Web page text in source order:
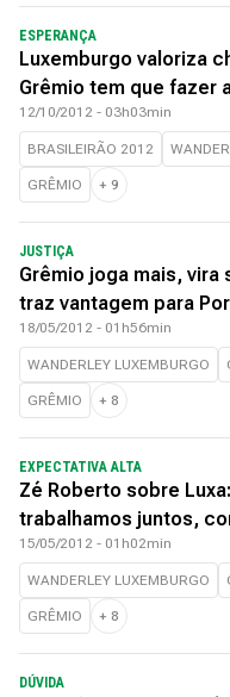
ESPERANÇA
Luxemburgo valoriza
Grêmio tem que fazer
12/10/2012 - 03h03min
BRASILEIRÃO 2012
GRÊMIO + 9
JUSTIÇA
Grêmio joga mais, vira
traz vantagem para
18/05/2012 - 01h56min
WANDERLEY LUXEMBURGO
GRÊMIO + 8
EXPECTATIVA ALTA
Zé Roberto sobre
trabalhamos juntos,
15/05/2012 - 01h02min
WANDERLEY LUXEMBURGO
GRÊMIO + 8
DÚVIDA